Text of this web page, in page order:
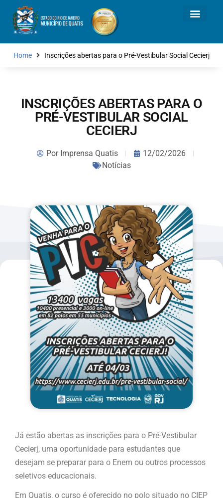
Home Inscrições abertas para o Pré-Vestibular Social Cecierj
INSCRIÇÕES ABERTAS PARA O
PRÉ-VESTIBULAR SOCIAL
CECIERJ
PorImprensa Quatis
12/02/2026
Notícias
Já estão abertas as inscrições para o Pré-Vestibular
Cecierj, uma oportunidade para estudantes que
desejam se preparar para o Enem ou outros processos
seletivos educacionais.
Em Quatis, o curso é oferecido no polo situado no CIEP